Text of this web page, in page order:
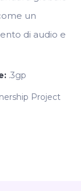
un
di audio e
.3gp
Project